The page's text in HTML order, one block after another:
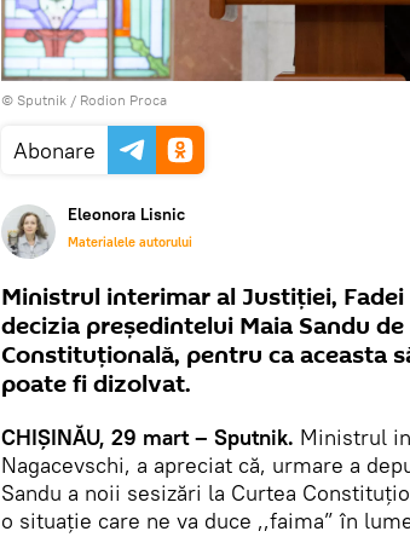
© Sputnik / Rodion Proca
Abonare
Eleonora Lisnic
Materialele autorului
Ministrul interimar al Justiției,
decizia președintelui Maia Sandu
Constituțională, pentru ca aceasta
poate fi dizolvat.
CHIȘINĂU, 29 mart – Sputnik. Ministrul
Nagacevschi, a apreciat că, urmare a
Sandu a noii sesizări la Curtea
o situație care ne va duce ,,faima” în